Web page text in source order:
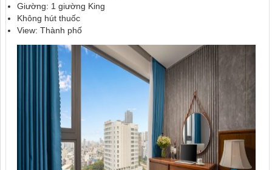
Giường: 1 giường King
Không hút thuốc
View: Thành phố